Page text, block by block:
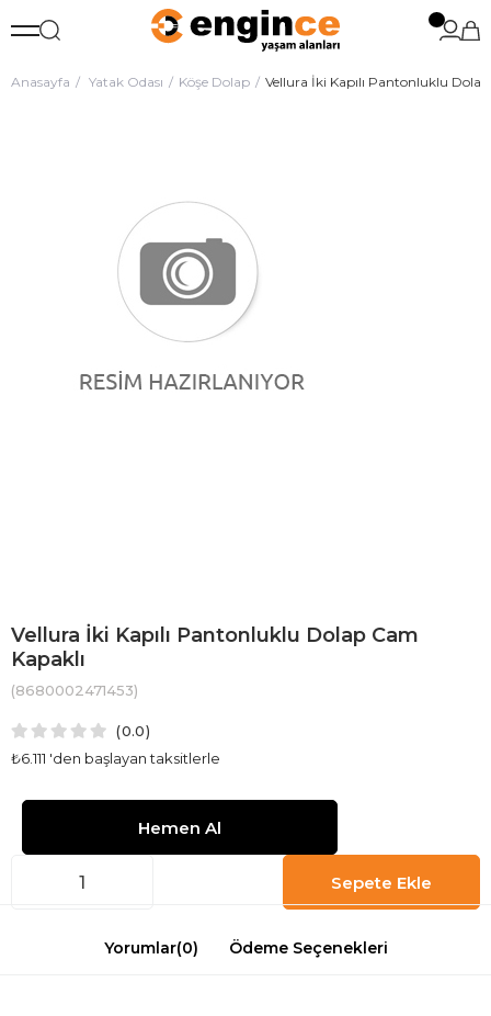
Anasayfa Yatak Odası Köşe Dolap Vellura İki Kapılı Pantonluklu
Vellura İki Kapılı Pantonluklu Dolap Cam
Kapaklı
(8680002471453)
0.0
₺6.111 'den başlayan taksitlerle
Yorumlar(0) Ödeme Seçenekleri